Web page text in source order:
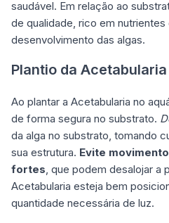
saudável. Em relação ao
de qualidade, rico em nutrientes
desenvolvimento das algas.
Plantio da Acetabularia
Ao plantar a Acetabularia no
de forma segura no substrato.
da alga no substrato, tomando
sua estrutura. Evite
fortes , que podem desalojar a
Acetabularia esteja bem
quantidade necessária de luz.